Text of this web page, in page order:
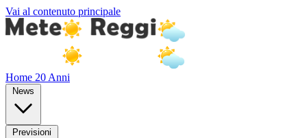
Vai al contenuto principale
Home 20 Anni
News
Previsioni